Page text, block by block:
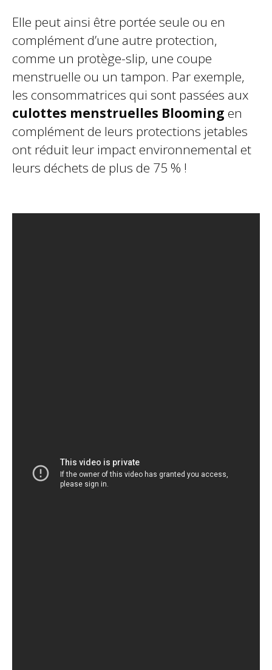
Elle peut ainsi être portée seule ou en
complément d’une autre protection,
comme un protège-slip, une coupe
menstruelle ou un tampon. Par exemple,
les consommatrices qui sont passées aux
culottes menstruelles Blooming en
complément de leurs protections jetables
ont réduit leur impact environnemental et
leurs déchets de plus de 75 % !